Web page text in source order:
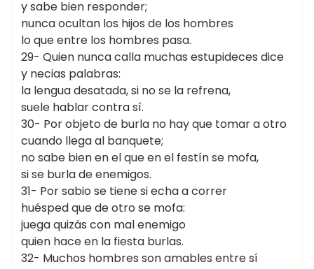
y sabe bien responder;
nunca ocultan los hijos de los hombres
lo que entre los hombres pasa.
29- Quien nunca calla muchas estupideces dice
y necias palabras:
la lengua desatada, si no se la refrena,
suele hablar contra sí.
30- Por objeto de burla no hay que tomar a otro
cuando llega al banquete;
no sabe bien en el que en el festín se mofa,
si se burla de enemigos.
31- Por sabio se tiene si echa a correr
huésped que de otro se mofa:
juega quizás con mal enemigo
quien hace en la fiesta burlas.
32- Muchos hombres son amables entre sí